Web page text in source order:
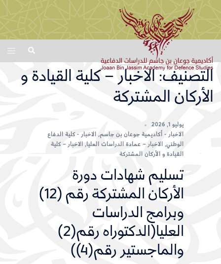
content
Search
التصنيف: الاخبار – كلية القيادة و
الأركان المشتركة
يوليو 1, 2026
الاخبار - أكاديمية جوعان بن جاسم, الاخبار - كلية الدفاع
الوطني, الاخبار – عمادة الدراسات العليا, الاخبار – كلية
القيادة و الأركان المشتركة
تسليم شهادات دورة
الأركان المشتركة رقم (12)
وبرامج الدراسات
العليا(الدكتوراه رقم(2)
والماجستير رقم(4))